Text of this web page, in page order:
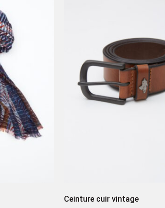
Ceinture cuir vintage